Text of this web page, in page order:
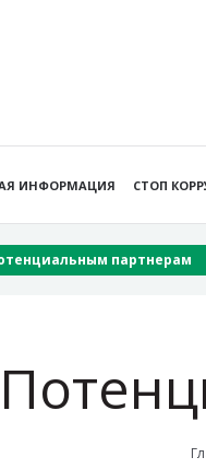
ИНФОРМАЦИЯ СТОП
партнерам